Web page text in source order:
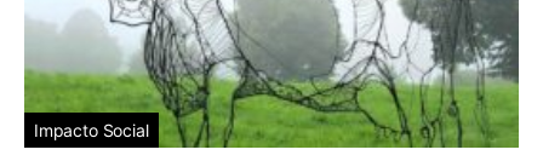
Impacto Social